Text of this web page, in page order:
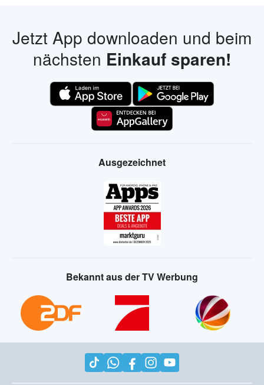
Jetzt App downloaden und beim
nächsten Einkauf sparen!
Ausgezeichnet
Bekannt aus der TV Werbung